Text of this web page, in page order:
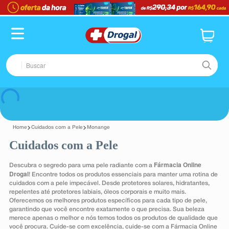
Buscar
Cuidados com a Pele Monange
Cuidados com a Pele
Descubra o segredo para uma pele radiante com a Fármacia Online
Drogal! Encontre todos os produtos essenciais para manter uma rotina de
cuidados com a pele impecável. Desde protetores solares, hidratantes,
repelentes até protetores labiais, óleos corporais e muito mais.
Oferecemos os melhores produtos específicos para cada tipo de pele,
garantindo que você encontre exatamente o que precisa. Sua beleza
merece apenas o melhor e nós temos todos os produtos de qualidade que
você procura. Cuide-se com excelência, cuide-se com a Fármacia Online
TERMOS MAIS BUSCADOS
1º fralda
2º pampers confort sec max
3º dipirona
4º
6º minoxidil
7
desodorante
8º absorvente
9º teste gravidez
10ºesmalte
TERMOS MAIS BUSCADOS
2º pampers confort sec max
3º dipirona
4º lenço umedecido
5º tadalafila
6º minoxidil
7º desodorante